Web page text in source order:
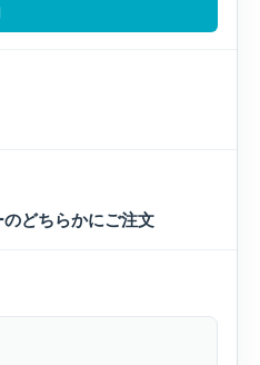
どちらかにご注文